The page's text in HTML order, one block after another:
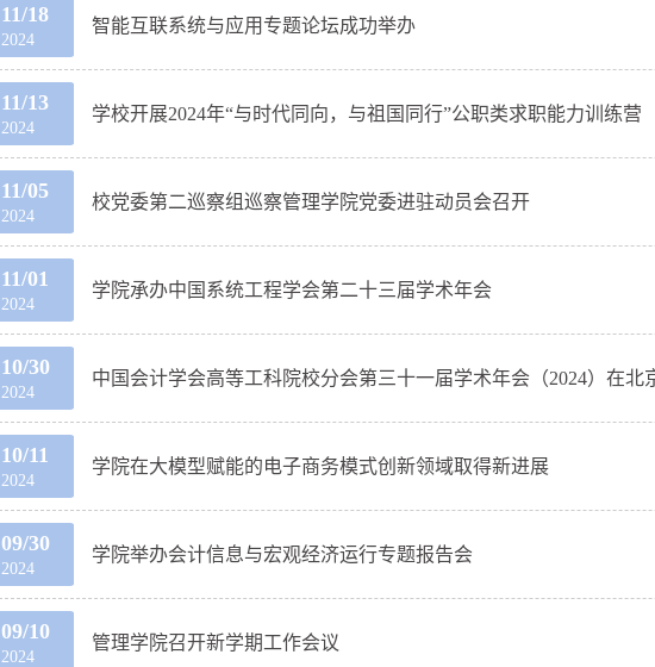
11/18
2024
智能互联系统与应用专题论坛成功举办
11/13
2024
学校开展2024年“与时代同向，与祖国同行”公职类求职能力训练营
11/05
2024
校党委第二巡察组巡察管理学院党委进驻动员会召开
11/01
2024
学院承办中国系统工程学会第二十三届学术年会
10/30
2024
中国会计学会高等工科院校分会第三十一届学术年会（2024）在北
10/11
2024
学院在大模型赋能的电子商务模式创新领域取得新进展
09/30
2024
学院举办会计信息与宏观经济运行专题报告会
09/10
2024
管理学院召开新学期工作会议